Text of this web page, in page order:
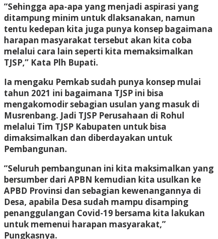
“Sehingga apa-apa yang menjadi aspirasi yang
ditampung minim untuk dlaksanakan, namun
tentu kedepan kita juga punya konsep bagaimana
harapan masyarakat tersebut akan kita coba
melalui cara lain seperti kita memaksimalkan
TJSP,” Kata Plh Bupati.
Ia mengaku Pemkab sudah punya konsep mulai
tahun 2021 ini bagaimana TJSP ini bisa
mengakomodir sebagian usulan yang masuk di
Musrenbang. Jadi TJSP Perusahaan di Rohul
melalui Tim TJSP Kabupaten untuk bisa
dimaksimalkan dan diberdayakan untuk
Pembangunan.
“Seluruh pembangunan ini kita maksimalkan yang
bersumber dari APBN kemudian kita usulkan ke
APBD Provinsi dan sebagian kewenangannya di
Desa, apabila Desa sudah mampu disamping
penanggulangan Covid-19 bersama kita lakukan
untuk memenui harapan masyarakat,”
Pungkasnya.